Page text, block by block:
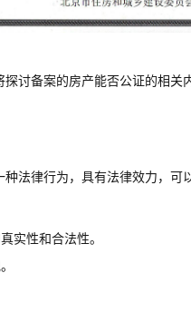
讨备案的房产能否公证的相关
法律行为，具有法律效力，可
实性和合法性。